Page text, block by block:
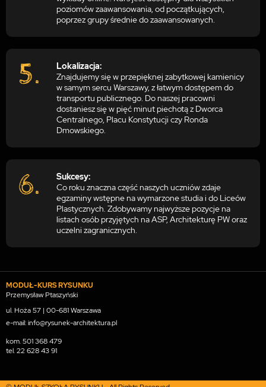
poziomów zaawansowania, od początkujących,
poprzez grupy średnie do zaawansowanych.
Lokalizacja:
Znajdujemy się w przepięknej zabytkowej kamienicy
w samym sercu Warszawy, z łatwym dostępem do
transportu publicznego. Do naszej pracowni
dostaniesz się w pięć minut piechotą z Dworca
Centralnego, Placu Konstytucji czy Ronda
Dmowskiego.
Sukcesy:
Co roku znaczna część naszych uczniów zdaje
egzaminy wstępne na wymarzone studia i do Liceów
Plastycznych. Zdobywamy najwyższe pozycje na
listach osób przyjętych na ASP, Architekturę PW oraz
uczelni zagranicznych.
MODUŁ-KURS RYSUNKU
Przemysław Ptaszyński
ul. Hoża 57 | 00-681 Warszawa
e-mail: info@rysunek-architektura.pl
kom.501 368 479
tel.22 628 43 91